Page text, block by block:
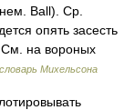
Ball). Ср.
опять засесть
См. на вороных
Михельсона